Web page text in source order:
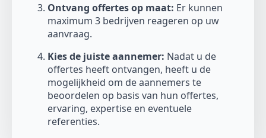
Ontvang offertes op maat: Er kunnen
maximum 3 bedrijven reageren op uw
aanvraag.
Kies de juiste aannemer: Nadat u de
offertes heeft ontvangen, heeft u de
mogelijkheid om de aannemers te
beoordelen op basis van hun offertes,
ervaring, expertise en eventuele
referenties.